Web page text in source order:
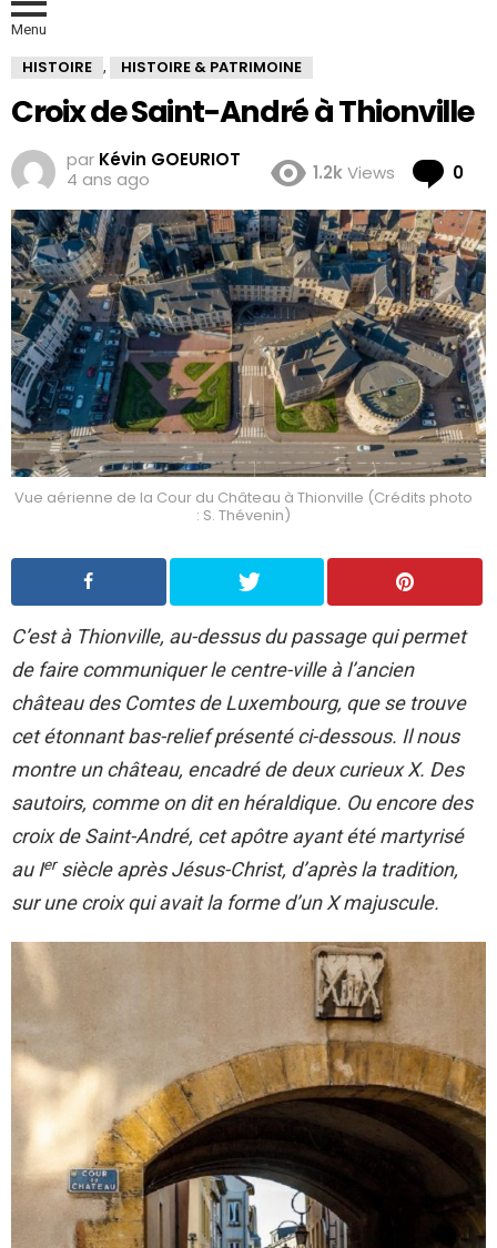
Menu
HISTOIRE , HISTOIRE & PATRIMOINE
Croix de Saint-André à Thionville
par Kévin GOEURIOT
4 ans ago
1.2kViews 0
Vue aérienne de la Cour du Château à Thionville (Crédits photo
: S. Thévenin)
C’est à Thionville, au-dessus du passage qui permet
de faire communiquer le centre-ville à l’ancien
château des Comtes de Luxembourg, que se trouve
cet étonnant bas-relief présenté ci-dessous. Il nous
montre un château, encadré de deux curieux X. Des
sautoirs, comme on dit en héraldique. Ou encore des
croix de Saint-André, cet apôtre ayant été martyrisé
au Iersiècle après Jésus-Christ, d’après la tradition,
sur une croix qui avait la forme d’un X majuscule.